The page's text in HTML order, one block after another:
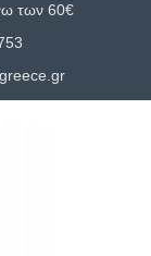
των 60€